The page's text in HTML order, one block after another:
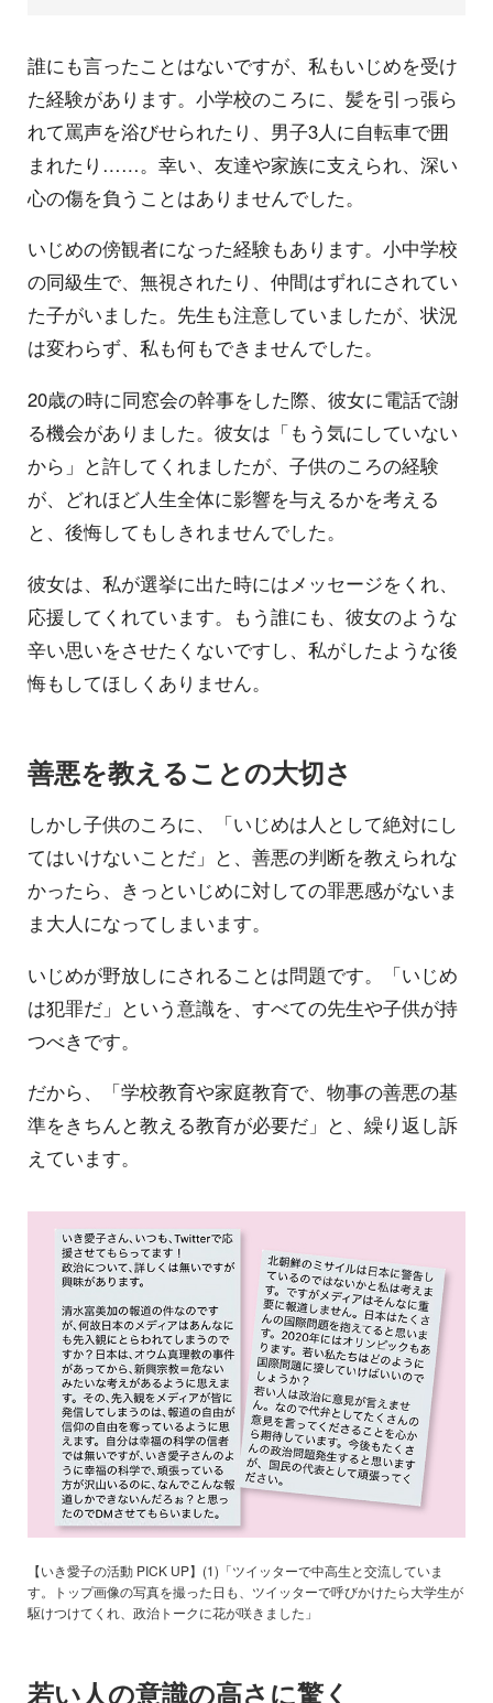
誰にも言ったことはないですが、私もいじめを受け
た経験があります。小学校のころに、髪を引っ張ら
れて罵声を浴びせられたり、男子3人に自転車で囲
まれたり……。幸い、友達や家族に支えられ、深い
心の傷を負うことはありませんでした。
いじめの傍観者になった経験もあります。小中学校
の同級生で、無視されたり、仲間はずれにされてい
た子がいました。先生も注意していましたが、状況
は変わらず、私も何もできませんでした。
20歳の時に同窓会の幹事をした際、彼女に電話で謝
る機会がありました。彼女は「もう気にしていない
から」と許してくれましたが、子供のころの経験
が、どれほど人生全体に影響を与えるかを考える
と、後悔してもしきれませんでした。
彼女は、私が選挙に出た時にはメッセージをくれ、
応援してくれています。もう誰にも、彼女のような
辛い思いをさせたくないですし、私がしたような後
悔もしてほしくありません。
善悪を教えることの大切さ
しかし子供のころに、「いじめは人として絶対にし
てはいけないことだ」と、善悪の判断を教えられな
かったら、きっといじめに対しての罪悪感がないま
ま大人になってしまいます。
いじめが野放しにされることは問題です。「いじめ
は犯罪だ」という意識を、すべての先生や子供が持
つべきです。
だから、「学校教育や家庭教育で、物事の善悪の基
準をきちんと教える教育が必要だ」と、繰り返し訴
えています。
【いき愛子の活動 PICK UP】(1)「ツイッターで中高生と交流していま
す。トップ画像の写真を撮った日も、ツイッターで呼びかけたら大学生が
駆けつけてくれ、政治トークに花が咲きました」
若い人の意識の高さに驚く